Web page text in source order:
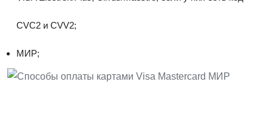
CVC2 и CVV2;
МИР;